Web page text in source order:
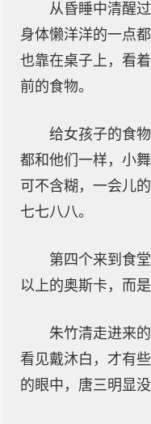
从昏睡中清醒
身体懒洋洋的一点
也靠在桌子上，看
前的食物。
给女孩子的食
都和他们一样，小
可不含糊，一会儿
七七八八。
第四个来到食
以上的奥斯卡，而是
朱竹清走进来
看见戴沐白，才有
的眼中，唐三明显